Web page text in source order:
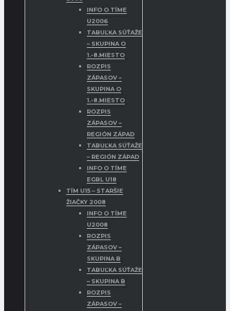
INFO O TÍME
U2006
TABUĽKA SÚŤAŽE
– SKUPINA O
1.-8.MIESTO
ROZPIS
ZÁPASOV –
SKUPINA O
1.-8.MIESTO
ROZPIS
ZÁPASOV –
REGIÓN ZÁPAD
TABUĽKA SÚŤAŽE
– REGIÓN ZÁPAD
INFO O TÍME
EGBL U18
TÍM U15 – STARŠIE
ŽIAČKY 2008
INFO O TÍME
U2008
ROZPIS
ZÁPASOV –
SKUPINA B
TABUĽKA SÚŤAŽE
– SKUPINA B
ROZPIS
ZÁPASOV –